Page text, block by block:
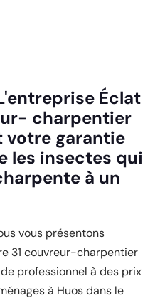
Éclat
charpentier
votre garantie
les insectes qui
à un
vous présentons
31 couvreur-charpentier
professionnel à des prix
à Huos dans le